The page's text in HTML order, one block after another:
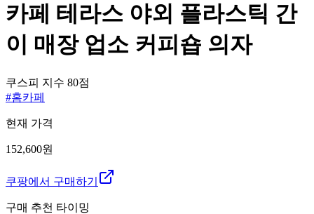
카페 테라스 야외 플라스틱 간
이 매장 업소 커피숍 의자
쿠스피 지수 80점
#홈카페
현재 가격
152,600원
쿠팡에서 구매하기
구매 추천 타이밍